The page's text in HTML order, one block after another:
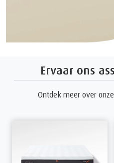
Ervaar ons
Ontdek meer over